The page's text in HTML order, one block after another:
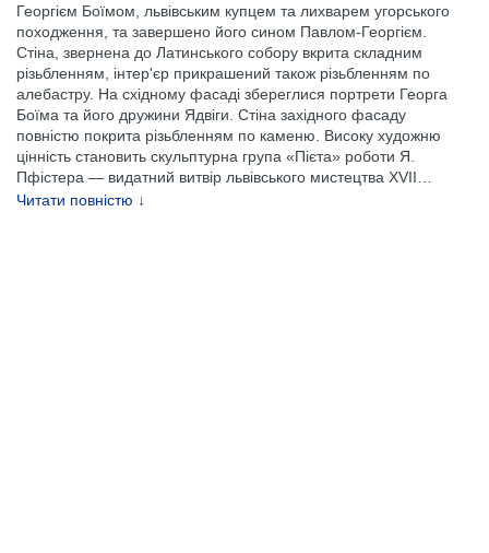
Георгієм Боїмом, львівським купцем та лихварем угорського
походження, та завершено його сином Павлом-Георгієм.
Стіна, звернена до Латинського собору вкрита складним
різьбленням, інтер'єр прикрашений також різьбленням по
алебастру. На східному фасаді збереглися портрети Георга
Боїма та його дружини Ядвіги. Стіна західного фасаду
повністю покрита різьбленням по каменю. Високу художню
цінність становить скульптурна група «Пієта» роботи Я.
Пфістера — видатний витвір львівського мистецтва XVII
Читати повністю ↓